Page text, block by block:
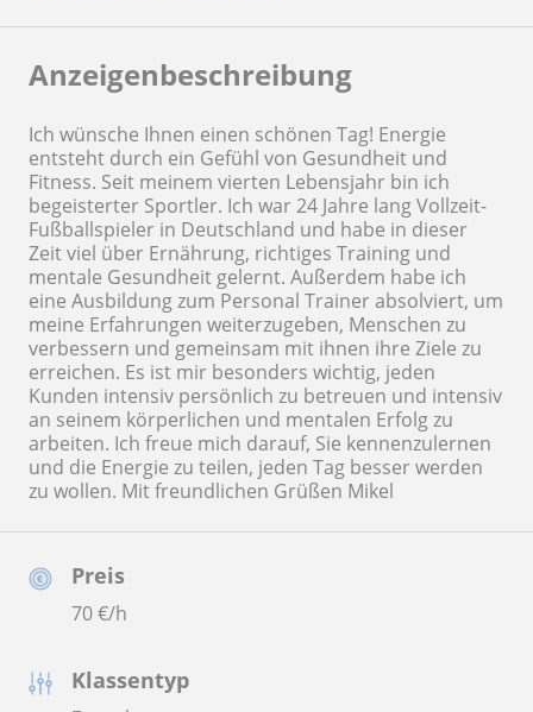
Preis
70€/h
Klassentyp
Anzeigenbeschreibung
Ich wünsche Ihnen einen schönen Tag! Energie
entsteht durch ein Gefühl von Gesundheit und
Fitness. Seit meinem vierten Lebensjahr bin ich
begeisterter Sportler. Ich war 24 Jahre lang Vollzeit-
Fußballspieler in Deutschland und habe in dieser
Zeit viel über Ernährung, richtiges Training und
mentale Gesundheit gelernt. Außerdem habe ich
eine Ausbildung zum Personal Trainer absolviert, um
meine Erfahrungen weiterzugeben, Menschen zu
verbessern und gemeinsam mit ihnen ihre Ziele zu
erreichen. Es ist mir besonders wichtig, jeden
Kunden intensiv persönlich zu betreuen und intensiv
an seinem körperlichen und mentalen Erfolg zu
arbeiten. Ich freue mich darauf, Sie kennenzulernen
und die Energie zu teilen, jeden Tag besser werden
zu wollen. Mit freundlichen Grüßen Mikel